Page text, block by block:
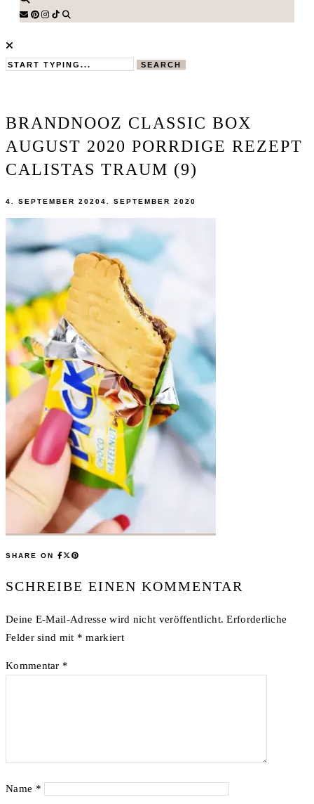
SEARCH
BRANDNOOZ CLASSIC BOX
AUGUST 2020 PORRDIGE REZEPT
CALISTAS TRAUM (9)
4. SEPTEMBER 20204. SEPTEMBER 2020
SHARE ON
SCHREIBE EINEN KOMMENTAR
Deine E-Mail-Adresse wird nicht veröffentlicht. Erforderliche
Felder sind mit * markiert
Kommentar *
Name *